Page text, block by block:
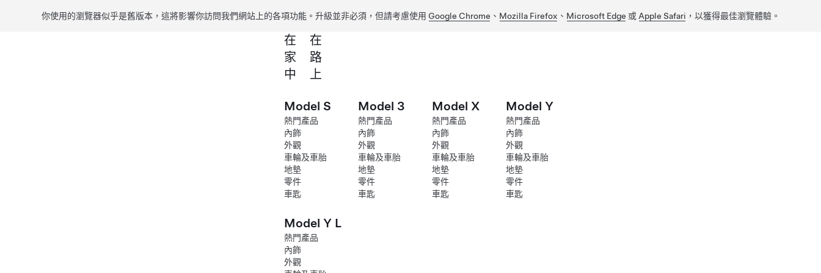
你使用的瀏覽器似乎是舊版本，這將影響你訪問我們網站上的各項功能。升級並非必須，但請考慮使用 Google Chrome 、 Mozilla Firefox 、 Microsoft Edge 或 Apple Safari ，以獲得最佳瀏覽體驗。
在
家
中
在
路
上
Model S
熱門產品
內飾
外觀
車輪及車胎
地墊
零件
車匙
Model 3
熱門產品
內飾
外觀
車輪及車胎
地墊
零件
車匙
Model X
熱門產品
內飾
外觀
車輪及車胎
地墊
零件
車匙
Model Y
熱門產品
內飾
外觀
車輪及車胎
地墊
零件
車匙
Model Y L
熱門產品
內飾
外觀